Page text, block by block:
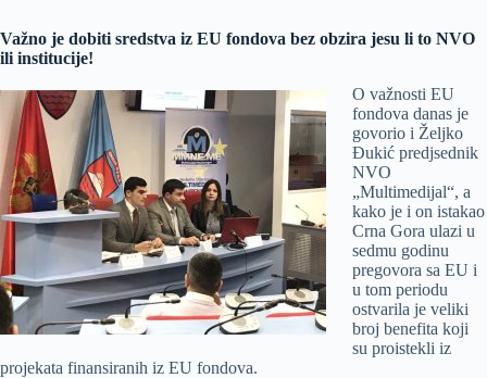
Važno je dobiti sredstva iz EU fondova bez obzira jesu li to NVO
ili institucije!
O važnosti EU
fondova danas je
govorio i Željko
Đukić predjsednik
NVO
„Multimedijal“, a
kako je i on istakao
Crna Gora ulazi u
sedmu godinu
pregovora sa EU i
u tom periodu
ostvarila je veliki
broj benefita koji
su proistekli iz
projekata finansiranih iz EU fondova.